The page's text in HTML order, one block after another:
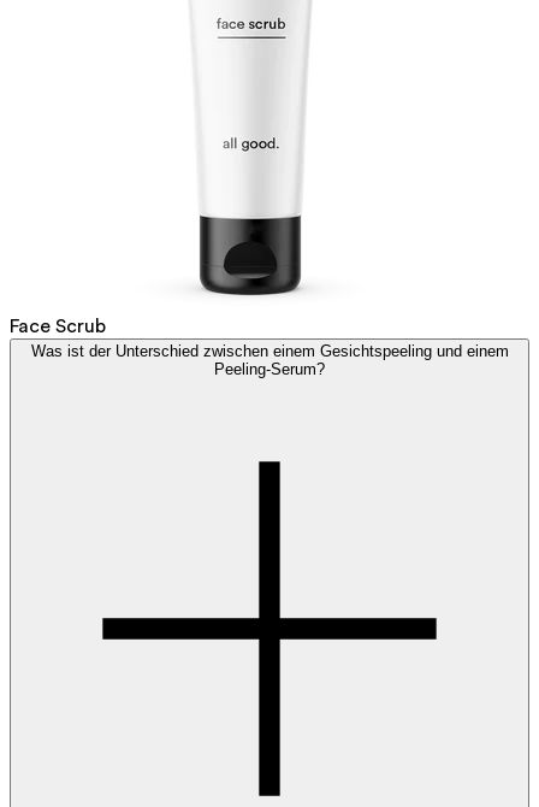
Face Scrub
Was ist der Unterschied zwischen einem Gesichtspeeling und einem
Peeling-Serum?